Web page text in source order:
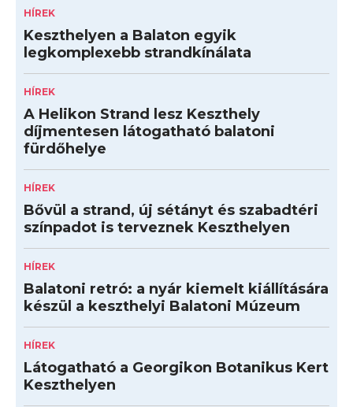
HÍREK
Keszthelyen a Balaton egyik
legkomplexebb strandkínálata
HÍREK
A Helikon Strand lesz Keszthely
díjmentesen látogatható balatoni
fürdőhelye
HÍREK
Bővül a strand, új sétányt és szabadtéri
színpadot is terveznek Keszthelyen
HÍREK
Balatoni retró: a nyár kiemelt kiállítására
készül a keszthelyi Balatoni Múzeum
HÍREK
Látogatható a Georgikon Botanikus Kert
Keszthelyen